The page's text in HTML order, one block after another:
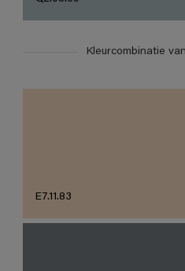
Kleurcombinatie
E7.11.83